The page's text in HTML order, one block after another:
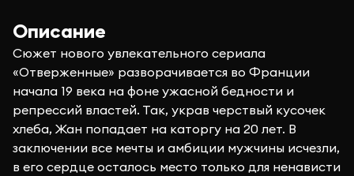
Описание
Сюжет нового увлекательного сериала
«Отверженные» разворачивается во Франции
начала 19 века на фоне ужасной бедности и
репрессий властей. Так, украв черствый кусочек
хлеба, Жан попадает на каторгу на 20 лет. В
заключении все мечты и амбиции мужчины исчезли,
в его сердце осталось место только для ненависти